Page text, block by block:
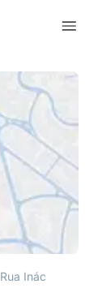
Rua Inácio Lópes